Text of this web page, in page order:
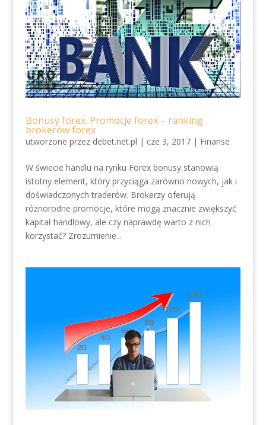
Bonusy forex. Promocje forex – ranking
brokerów forex
utworzone przez debet.net.pl | cze 3, 2017| Finanse
W świecie handlu na rynku Forex bonusy stanowią
istotny element, który przyciąga zarówno nowych, jak i
doświadczonych traderów. Brokerzy oferują
różnorodne promocje, które mogą znacznie zwiększyć
kapitał handlowy, ale czy naprawdę warto z nich
korzystać? Zrozumienie...